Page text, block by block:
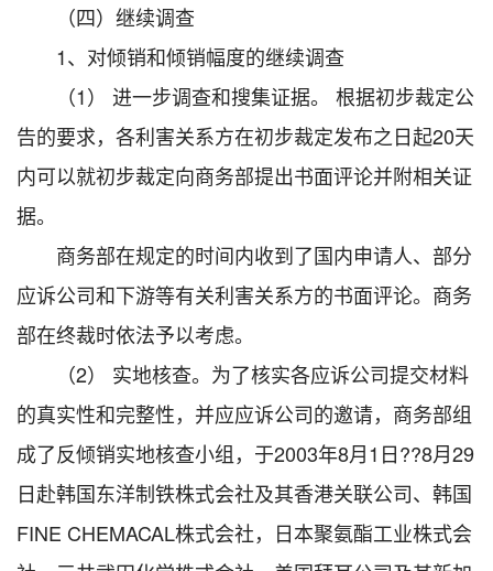
（四）继续调查
1、对倾销和倾销幅度的继续调查
（1） 进一步调查和搜集证据。 根据初步裁定公
告的要求，各利害关系方在初步裁定发布之日起20天
内可以就初步裁定向商务部提出书面评论并附相关证
据。
商务部在规定的时间内收到了国内申请人、部分
应诉公司和下游等有关利害关系方的书面评论。商务
部在终裁时依法予以考虑。
（2） 实地核查。为了核实各应诉公司提交材料
的真实性和完整性，并应应诉公司的邀请，商务部组
成了反倾销实地核查小组，于2003年8月1日??8月29
日赴韩国东洋制铁株式会社及其香港关联公司、韩国
FINE CHEMACAL株式会社，日本聚氨酯工业株式会